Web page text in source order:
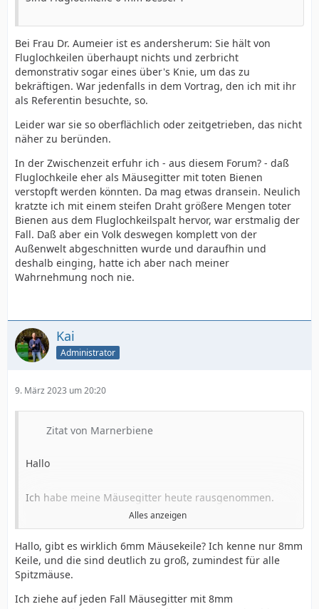
Bei Frau Dr. Aumeier ist es andersherum: Sie hält von
Fluglochkeilen überhaupt nichts und zerbricht
demonstrativ sogar eines über's Knie, um das zu
bekräftigen. War jedenfalls in dem Vortrag, den ich mit ihr
als Referentin besuchte, so.
Leider war sie so oberflächlich oder zeitgetrieben, das nicht
näher zu beründen.
In der Zwischenzeit erfuhr ich - aus diesem Forum? - daß
Fluglochkeile eher als Mäusegitter mit toten Bienen
verstopft werden könnten. Da mag etwas dransein. Neulich
kratzte ich mit einem steifen Draht größere Mengen toter
Bienen aus dem Fluglochkeilspalt hervor, war erstmalig der
Fall. Daß aber ein Volk deswegen komplett von der
Außenwelt abgeschnitten wurde und daraufhin und
deshalb einging, hatte ich aber nach meiner
Wahrnehmung noch nie.
Kai
Administrator
9. März 2023 um 20:20
Zitat von Marnerbiene
Hallo
Ich habe meine Mäusegitter heute rausgenommen.
Gefällt mir nicht so richtig gut mit den Dingern.
Sind Fluglochkeile 6 mm nicht besser ? Die Mädels
brauchen sich dann nicht so durchzwängen.
Alles anzeigen
Hallo, gibt es wirklich 6mm Mäusekeile? Ich kenne nur 8mm
Keile, und die sind deutlich zu groß, zumindest für alle
Spitzmäuse.
Ich ziehe auf jeden Fall Mäusegitter mit 8mm